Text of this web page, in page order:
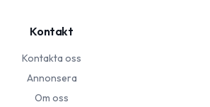
Kontakt
Kontakta oss
Annonsera
Om oss